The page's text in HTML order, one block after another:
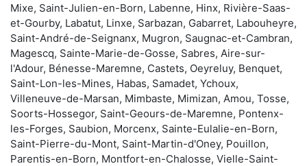
Mixe, Saint-Julien-en-Born, Labenne, Hinx, Rivière-Saas-
et-Gourby, Labatut, Linxe, Sarbazan, Gabarret, Labouheyre,
Saint-André-de-Seignanx, Mugron, Saugnac-et-Cambran,
Magescq, Sainte-Marie-de-Gosse, Sabres, Aire-sur-
l'Adour, Bénesse-Maremne, Castets, Oeyreluy, Benquet,
Saint-Lon-les-Mines, Habas, Samadet, Ychoux,
Villeneuve-de-Marsan, Mimbaste, Mimizan, Amou, Tosse,
Soorts-Hossegor, Saint-Geours-de-Maremne, Pontenx-
les-Forges, Saubion, Morcenx, Sainte-Eulalie-en-Born,
Saint-Pierre-du-Mont, Saint-Martin-d'Oney, Pouillon,
Parentis-en-Born, Montfort-en-Chalosse, Vielle-Saint-